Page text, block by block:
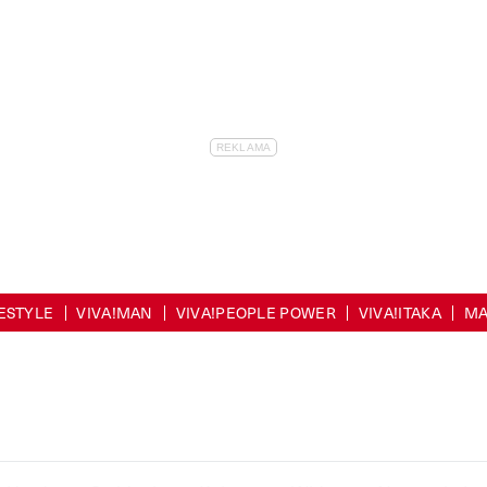
VIVA!MAN VIVA!PEOPLE POWER VIVA!ITAKA